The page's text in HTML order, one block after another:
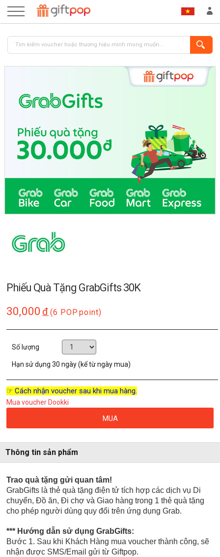
ĐĂNG NHẬP ĐĂNG KÝ
Phiếu Quà Tặng GrabGifts 30K
30,000 đ (6 POP point)
Số lượng
Hạn sử dụng30 ngày (kể từ ngày mua)
☞ Cách nhận voucher sau khi mua hàng.
Mua voucher Dookki
MUA
Thông tin sản phẩm
Trao quà tặng gửi quan tâm!
GrabGifts là thẻ quà tặng điện tử tích hợp các dịch vụ Di
chuyển, Đồ ăn, Đi chợ và Giao hàng trong 1 thẻ quà tặng
cho phép người dùng quy đổi trên ứng dụng Grab.
*** Hướng dẫn sử dụngGrabGifts:
Bước 1. Sau khi Khách Hàng mua voucher thành công, sẽ
nhận được SMS/Email gửi từ Giftpop.